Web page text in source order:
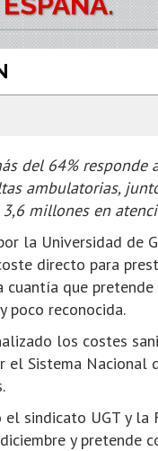
del 64% responde
ambulatorias,
millones en
la Universidad de
directo para
cuantía que
poco reconocida.
los costes
el Sistema
sindicato UGT y la
y pretende